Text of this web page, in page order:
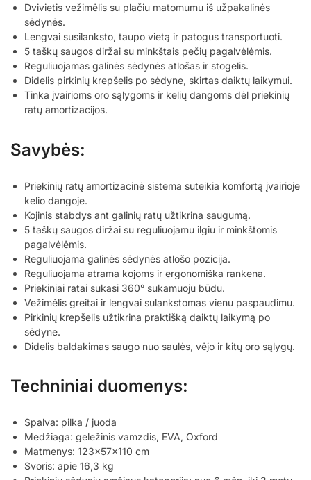
Dvivietis vežimėlis su plačiu matomumu iš užpakalinės
sėdynės.
Lengvai susilanksto, taupo vietą ir patogus transportuoti.
5 taškų saugos diržai su minkštais pečių pagalvėlėmis.
Reguliuojamas galinės sėdynės atlošas ir stogelis.
Didelis pirkinių krepšelis po sėdyne, skirtas daiktų laikymui.
Tinka įvairioms oro sąlygoms ir kelių dangoms dėl priekinių
ratų amortizacijos.
Savybės:
Priekinių ratų amortizacinė sistema suteikia komfortą įvairioje
kelio dangoje.
Kojinis stabdys ant galinių ratų užtikrina saugumą.
5 taškų saugos diržai su reguliuojamu ilgiu ir minkštomis
pagalvėlėmis.
Reguliuojama galinės sėdynės atlošo pozicija.
Reguliuojama atrama kojoms ir ergonomiška rankena.
Priekiniai ratai sukasi 360° sukamuoju būdu.
Vežimėlis greitai ir lengvai sulankstomas vienu paspaudimu.
Pirkinių krepšelis užtikrina praktišką daiktų laikymą po
sėdyne.
Didelis baldakimas saugo nuo saulės, vėjo ir kitų oro sąlygų.
Techniniai duomenys:
Spalva: pilka / juoda
Medžiaga: geležinis vamzdis, EVA, Oxford
Matmenys: 123x57x110 cm
Svoris: apie 16,3 kg